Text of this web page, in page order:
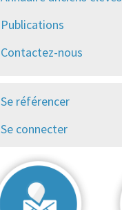
Publications
Contactez-nous
Se référencer
Se connecter